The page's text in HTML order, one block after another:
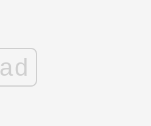
ad